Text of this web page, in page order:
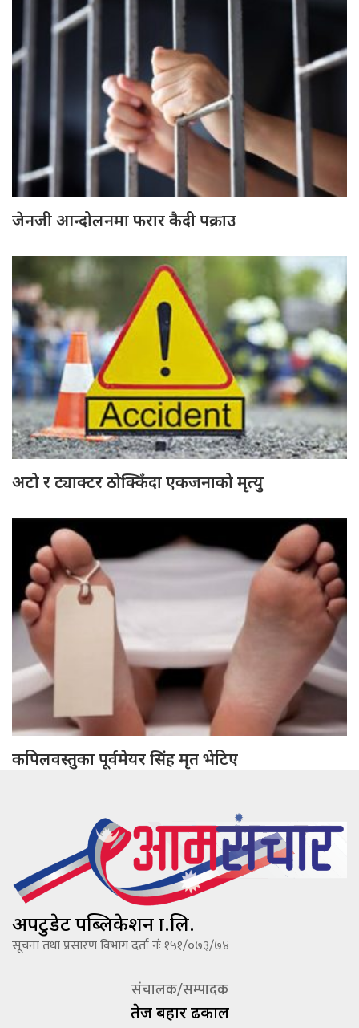
जेनजी आन्दोलनमा फरार कैदी पक्राउ
अटो र ट्याक्टर ठोक्किँदा एकजनाको मृत्यु
कपिलवस्तुका पूर्वमेयर सिंह मृत भेटिए
अपटुडेट पब्लिकेशन प्रा.लि.
सूचना तथा प्रसारण विभाग दर्ता नंः १५१/०७३/७४
संचालक/सम्पादक
तेज बहादूर ढकाल